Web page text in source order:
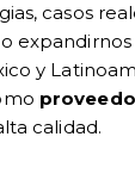
casos
y
calidad.